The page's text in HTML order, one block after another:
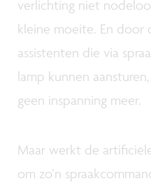
verlichting niet
kleine moeite. En door
assistenten die via
lamp kunnen
geen inspanning meer.
Maar werkt de
om zo’n